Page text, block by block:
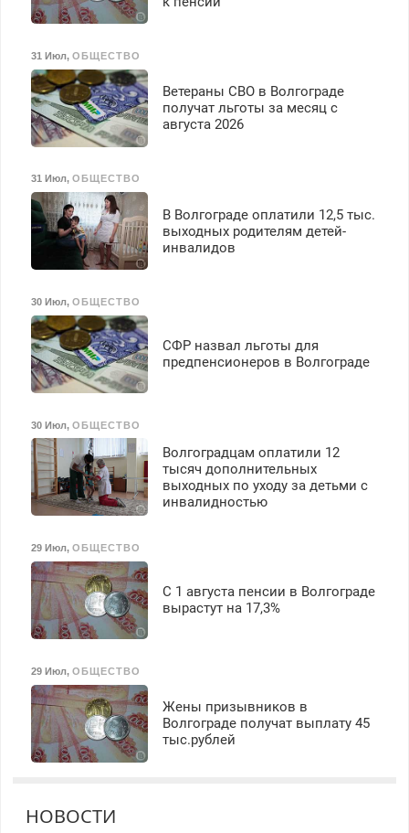
31 Июл, ОБЩЕСТВО
Ветераны СВО в Волгограде
получат льготы за месяц с
августа 2026
31 Июл, ОБЩЕСТВО
В Волгограде оплатили 12,5 тыс.
выходных родителям детей-
инвалидов
30 Июл, ОБЩЕСТВО
СФР назвал льготы для
предпенсионеров в Волгограде
30 Июл, ОБЩЕСТВО
Волгоградцам оплатили 12
тысяч дополнительных
выходных по уходу за детьми с
инвалидностью
29 Июл, ОБЩЕСТВО
С 1 августа пенсии в Волгограде
вырастут на 17,3%
29 Июл, ОБЩЕСТВО
Жены призывников в
Волгограде получат выплату 45
тыс.рублей
НОВОСТИ